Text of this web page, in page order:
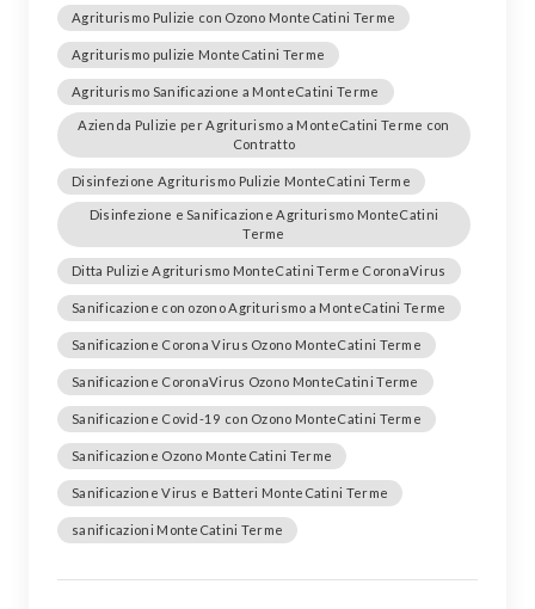
Agriturismo Pulizie con Ozono MonteCatini Terme
Agriturismo pulizie MonteCatini Terme
Agriturismo Sanificazione a MonteCatini Terme
Azienda Pulizie per Agriturismo a MonteCatini Terme con
Contratto
Disinfezione Agriturismo Pulizie MonteCatini Terme
Disinfezione e Sanificazione Agriturismo MonteCatini
Terme
Ditta Pulizie Agriturismo MonteCatini Terme CoronaVirus
Sanificazione con ozono Agriturismo a MonteCatini Terme
Sanificazione Corona Virus Ozono MonteCatini Terme
Sanificazione CoronaVirus Ozono MonteCatini Terme
Sanificazione Covid-19 con Ozono MonteCatini Terme
Sanificazione Ozono MonteCatini Terme
Sanificazione Virus e Batteri MonteCatini Terme
sanificazioni MonteCatini Terme